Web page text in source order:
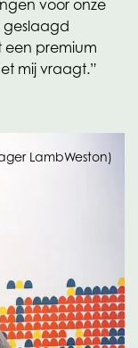
voor onze
geslaagd
premium
mij vraagt.”
LambWeston)
gebruik wordt
die niet
voor
verse